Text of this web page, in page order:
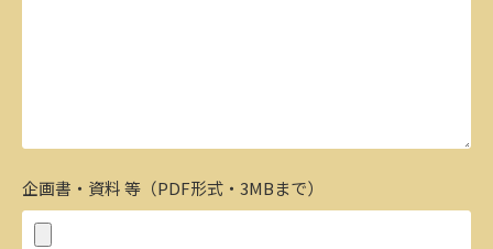
企画書・資料 等（PDF形式・3MBまで）